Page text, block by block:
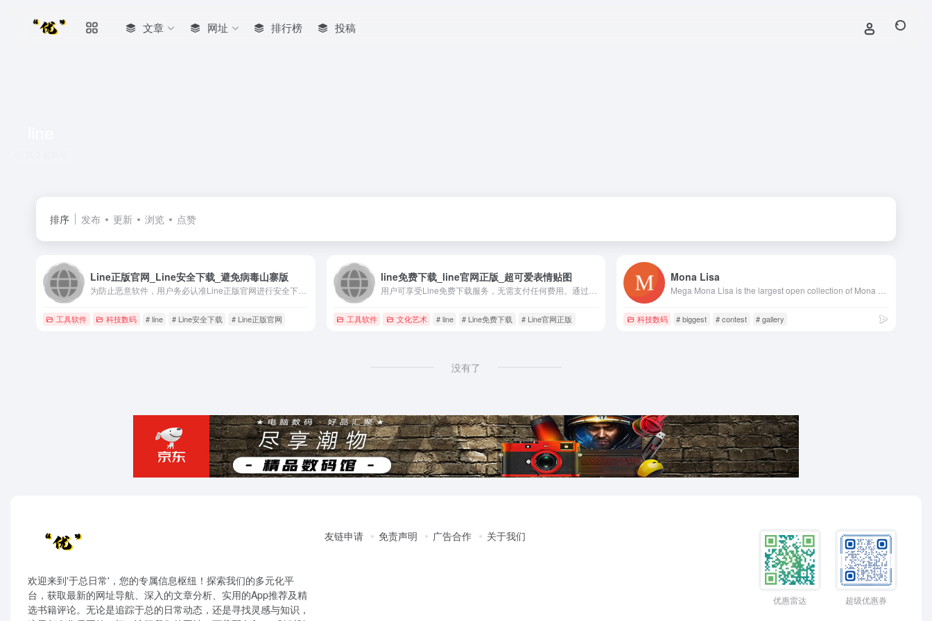
文章 网址 排行榜 投稿
排序 发布 更新 浏览 点赞
Line正版官网_Line安全下载_避免病毒山寨版
工具软件 科技数码 # line # Line安全下载 # Line正版官网
line免费下载_line官网正版_超可爱表情贴图
工具软件 文化艺术 # line # Line免费下载 # Line官网正版
Mona Lisa
科技数码 # biggest # contest # gallery
没有了
欢迎来到'于总日常'，您的专属信息枢纽！探索我们的多元化平
台，获取最新的网址导航、深入的文章分析、实用的App推荐及精
选书籍评论。无论是追踪于总的日常动态，还是寻找灵感与知识，
友链申请 免责声明 广告合作 关于我们
优惠雷达 超级优惠券